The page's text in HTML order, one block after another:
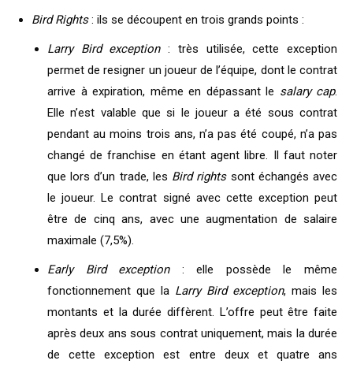
Bird Rights: ils se découpent en trois grands points :
Larry Bird exception: très utilisée, cette exception
permet de resigner un joueur de l’équipe, dont le contrat
arrive à expiration, même en dépassant le salary cap.
Elle n’est valable que si le joueur a été sous contrat
pendant au moins trois ans, n’a pas été coupé, n’a pas
changé de franchise en étant agent libre. Il faut noter
que lors d’un trade, les Bird rightssont échangés avec
le joueur. Le contrat signé avec cette exception peut
être de cinq ans, avec une augmentation de salaire
maximale (7,5%).
Early Bird exception: elle possède le même
fonctionnement que la Larry Bird exception, mais les
montants et la durée diffèrent. L’offre peut être faite
après deux ans sous contrat uniquement, mais la durée
de cette exception est entre deux et quatre ans